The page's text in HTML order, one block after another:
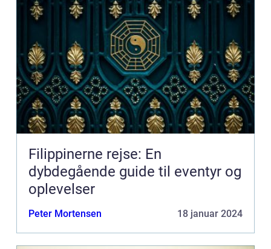
Filippinerne rejse: En
dybdegående guide til eventyr og
oplevelser
Peter Mortensen 18 januar 2024